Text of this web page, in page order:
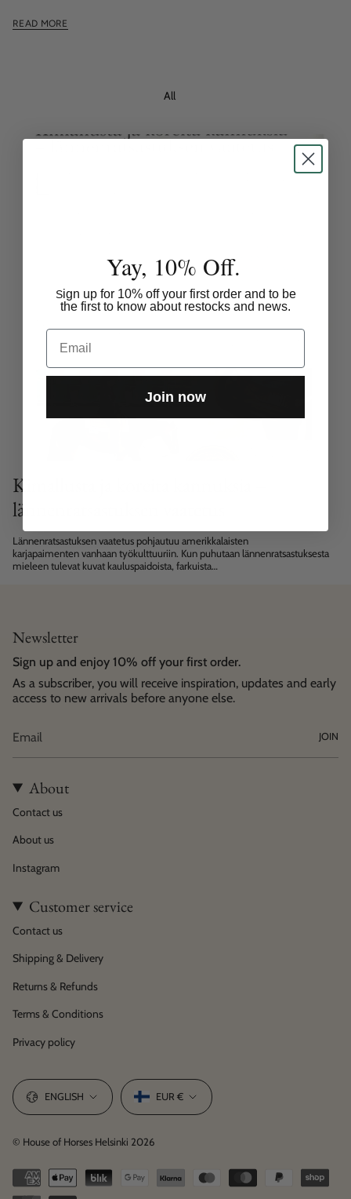
READ MORE
All
Kimallusta ja koreita kannuksia –
lännenratsastuksen vaatetus
Lännenratsastuksen vaatetus pohjautuu amerikkalaisten
karjapaimenten vanhaan työkulttuuriin. Kun puhutaan lännenratsastuksesta
mieleen tulevat kuvat kauluspaidoista, farkuista
Newsletter
Sign up and enjoy 10% off your first order.
As a subscriber, you will receive inspiration, updates and early
access to new arrivals before anyone else.
JOIN
About
Contact us
About us
Instagram
Customer service
Contact us
Shipping & Delivery
Returns & Refunds
Terms & Conditions
Privacy policy
Language
ENGLISH Currency
EUR €
© House of Horses Helsinki 2026
Yay, 10% Off.
Sign up for 10% off your first order and to be
the first to know about restocks and news.
Email
Join now